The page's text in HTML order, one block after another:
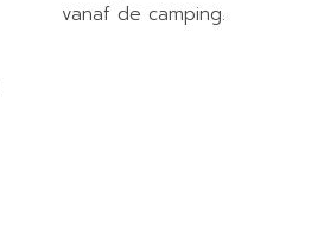
vanaf de camping.